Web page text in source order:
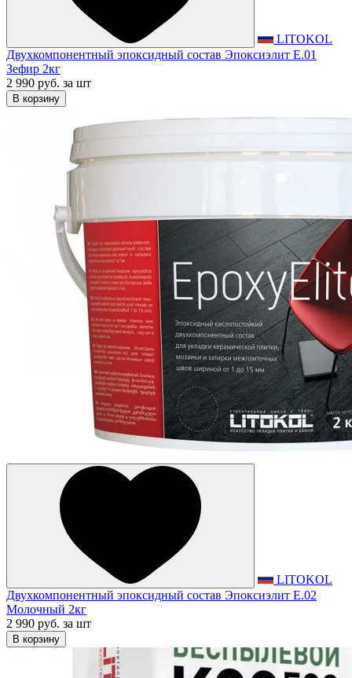
LITOKOL
Двухкомпонентный эпоксидный состав Эпоксиэлит E.01
Зефир 2кг
2 990 руб. за шт
В корзину
LITOKOL
Двухкомпонентный эпоксидный состав Эпоксиэлит E.02
Молочный 2кг
2 990 руб. за шт
В корзину